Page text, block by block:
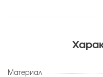
Материал